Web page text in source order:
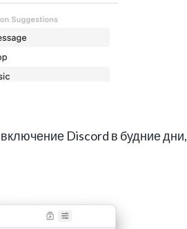
Discord в будние дни,